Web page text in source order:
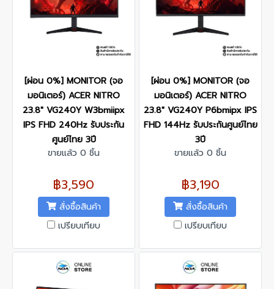
[ผ่อน 0%] MONITOR (จอ
มอนิเตอร์) ACER NITRO
23.8" VG240Y W3bmiipx
IPS FHD 240Hz รับประกัน
ศูนย์ไทย 3ปี
ขายแล้ว 0 ชิ้น
฿3,590
สั่งซื้อสินค้า
เปรียบเทียบ
[ผ่อน 0%] MONITOR (จอ
มอนิเตอร์) ACER NITRO
23.8" VG240Y P6bmipx IPS
FHD 144Hz รับประกันศูนย์ไทย
3ปี
ขายแล้ว 0 ชิ้น
฿3,190
สั่งซื้อสินค้า
เปรียบเทียบ